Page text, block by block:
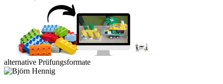
alternative Prüfungsformate